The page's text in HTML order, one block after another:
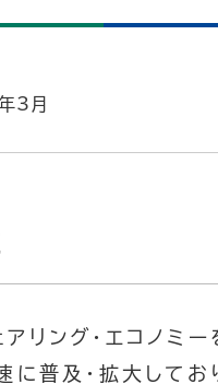
3月
アリング・エコノミ
に普及・拡大して